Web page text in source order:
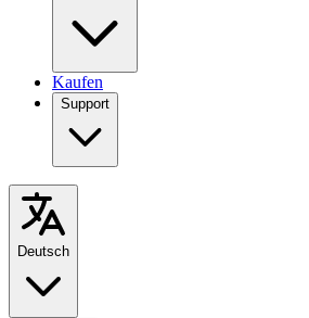
Kaufen
Support
Deutsch